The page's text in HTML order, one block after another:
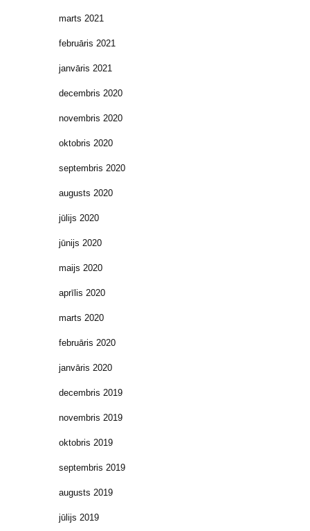
marts 2021
februāris 2021
janvāris 2021
decembris 2020
novembris 2020
oktobris 2020
septembris 2020
augusts 2020
jūlijs 2020
jūnijs 2020
maijs 2020
aprīlis 2020
marts 2020
februāris 2020
janvāris 2020
decembris 2019
novembris 2019
oktobris 2019
septembris 2019
augusts 2019
jūlijs 2019